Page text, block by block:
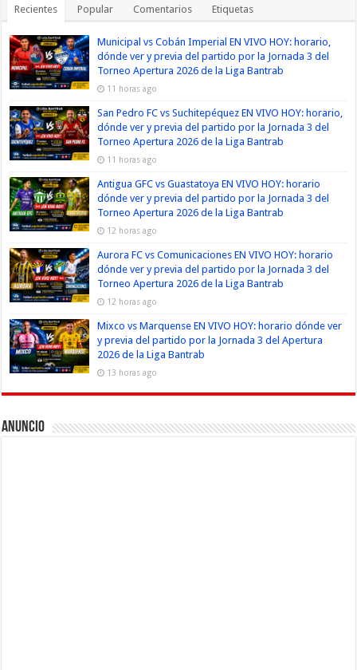
Recientes Popular Comentarios Etiquetas
Municipal vs Cobán Imperial EN VIVO HOY: horario,
dónde ver y previa del partido por la Jornada 3 del
Torneo Apertura 2026 de la Liga Bantrab
11 horas ago
San Pedro FC vs Suchitepéquez EN VIVO HOY: horario,
dónde ver y previa del partido por la Jornada 3 del
Torneo Apertura 2026 de la Liga Bantrab
11 horas ago
Antigua GFC vs Guastatoya EN VIVO HOY: horario
dónde ver y previa del partido por la Jornada 3 del
Torneo Apertura 2026 de la Liga Bantrab
12 horas ago
Aurora FC vs Comunicaciones EN VIVO HOY: horario
dónde ver y previa del partido por la Jornada 3 del
Torneo Apertura 2026 de la Liga Bantrab
12 horas ago
Mixco vs Marquense EN VIVO HOY: horario dónde ver
y previa del partido por la Jornada 3 del Apertura
2026 de la Liga Bantrab
13 horas ago
Anuncio